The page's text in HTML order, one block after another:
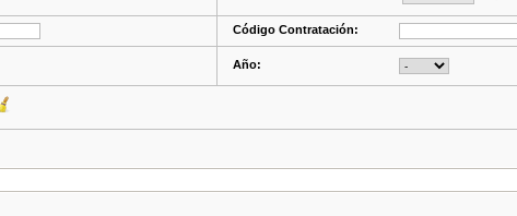
Código Contratación:
Año: